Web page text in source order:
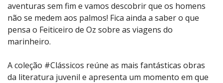
aventuras sem fim e vamos descobrir que os homens
não se medem aos palmos! Fica ainda a saber o que
pensa o Feiticeiro de Oz sobre as viagens do
marinheiro.
A coleção #Clássicos reúne as mais fantásticas obras
da literatura juvenil e apresenta um momento em que